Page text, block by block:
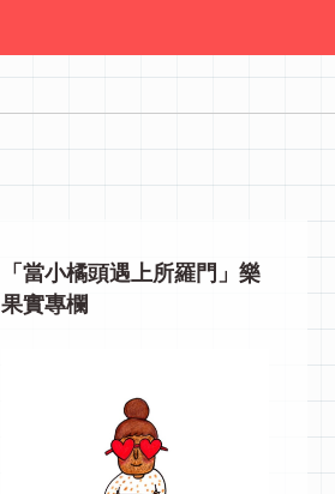
「當小橘頭遇上所羅門」樂
果實專欄